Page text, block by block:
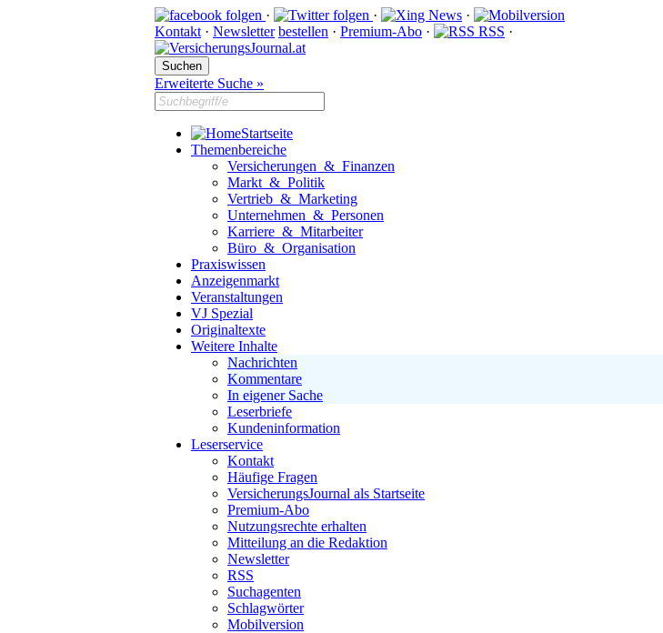
· ·
·
Kontakt · Newsletter bestellen · Premium-Abo · RSS ·
Erweiterte Suche »
Startseite
Themenbereiche
Versicherungen & Finanzen
Markt & Politik
Vertrieb & Marketing
Unternehmen & Personen
Karriere & Mitarbeiter
Büro & Organisation
Praxiswissen
Anzeigenmarkt
Veranstaltungen
VJ Spezial
Originaltexte
Weitere Inhalte
Nachrichten
Kommentare
In eigener Sache
Leserbriefe
Kundeninformation
Leserservice
Kontakt
Häufige Fragen
VersicherungsJournal als Startseite
Premium-Abo
Nutzungsrechte erhalten
Mitteilung an die Redaktion
Newsletter
RSS
Suchagenten
Schlagwörter
Mobilversion